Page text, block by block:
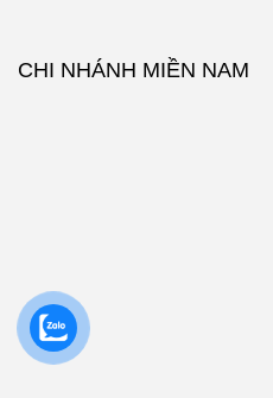
CHI NHÁNH MIỀN NAM